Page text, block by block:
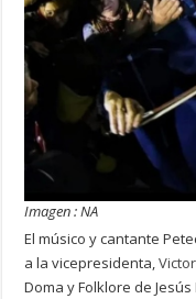
Imagen : NA
El músico y cantante
a la vicepresidenta,
Doma y Folklore de